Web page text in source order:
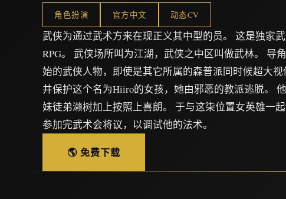
角色扮演 官方中文 动态CV
武侠为通过武术方来在现正义其中型的员。 这是独家
RPG。 武侠场所叫为江湖，武侠之中区叫做武林。 导
始的武侠人物，即使是其它所属的森普派同时候超大
井保护这个名为Hiiro的女孩，她由邪恶的教派逃脱。
妹徒弟濑树加上按照上喜朗。 于与这柒位置女英雄一
参加完武术会将议，以调试他的法术。
🌎 免费下载